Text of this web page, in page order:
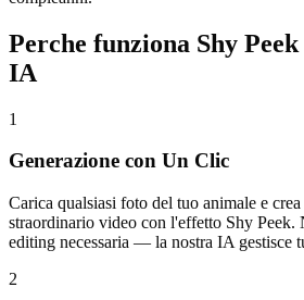
Perche funziona Shy
IA
1
Generazione con Un Clic
Carica qualsiasi foto del tuo animale e
straordinario video con l'effetto Shy Peek.
editing necessaria — la nostra IA gestisce
2